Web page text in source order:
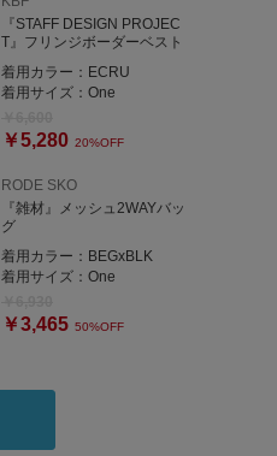
『STAFF DESIGN PROJEC
T』フリンジボーダーベスト
着用カラー： ECRU
着用サイズ： One
￥5,280 20%OFF
RODE SKO
『雑材』メッシュ2WAYバッ
グ
着用カラー： BEGxBLK
着用サイズ： One
￥3,465 50%OFF